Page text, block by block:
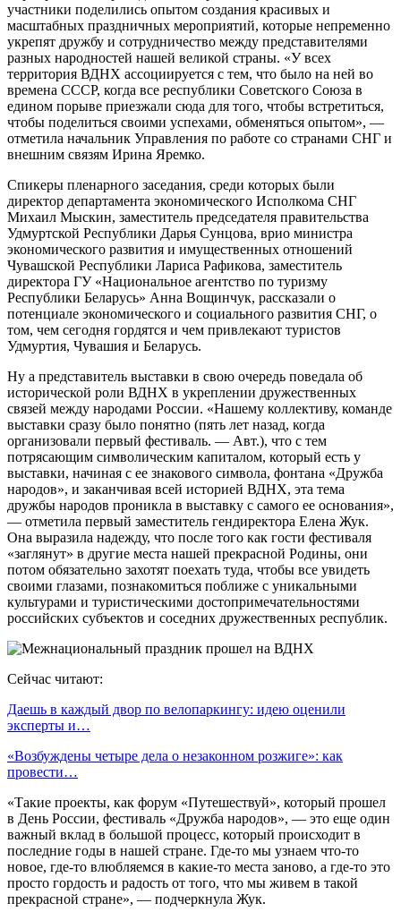
участники поделились опытом создания красивых и
масштабных праздничных мероприятий, которые непременно
укрепят дружбу и сотрудничество между представителями
разных народностей нашей великой страны. «У всех
территория ВДНХ ассоциируется с тем, что было на ней во
времена СССР, когда все республики Советского Союза в
едином порыве приезжали сюда для того, чтобы встретиться,
чтобы поделиться своими успехами, обменяться опытом», —
отметила начальник Управления по работе со странами СНГ и
внешним связям Ирина Яремко.
Спикеры пленарного заседания, среди которых были
директор департамента экономического Исполкома СНГ
Михаил Мыскин, заместитель председателя правительства
Удмуртской Республики Дарья Сунцова, врио министра
экономического развития и имущественных отношений
Чувашской Республики Лариса Рафикова, заместитель
директора ГУ «Национальное агентство по туризму
Республики Беларусь» Анна Вощинчук, рассказали о
потенциале экономического и социального развития СНГ, о
том, чем сегодня гордятся и чем привлекают туристов
Удмуртия, Чувашия и Беларусь.
Ну а представитель выставки в свою очередь поведала об
исторической роли ВДНХ в укреплении дружественных
связей между народами России. «Нашему коллективу, команде
выставки сразу было понятно (пять лет назад, когда
организовали первый фестиваль. — Авт.), что с тем
потрясающим символическим капиталом, который есть у
выставки, начиная с ее знакового символа, фонтана «Дружба
народов», и заканчивая всей историей ВДНХ, эта тема
дружбы народов проникла в выставку с самого ее основания»,
— отметила первый заместитель гендиректора Елена Жук.
Она выразила надежду, что после того как гости фестиваля
«заглянут» в другие места нашей прекрасной Родины, они
потом обязательно захотят поехать туда, чтобы все увидеть
своими глазами, познакомиться поближе с уникальными
культурами и туристическими достопримечательностями
российских субъектов и соседних дружественных республик.
Сейчас читают:
Даешь в каждый двор по велопаркингу: идею оценили
эксперты и…
«Возбуждены четыре дела о незаконном розжиге»: как
провести…
«Такие проекты, как форум «Путешествуй», который прошел
в День России, фестиваль «Дружба народов», — это еще один
важный вклад в большой процесс, который происходит в
последние годы в нашей стране. Где-то мы узнаем что-то
новое, где-то влюбляемся в какие-то места заново, а где-то это
просто гордость и радость от того, что мы живем в такой
прекрасной стране», — подчеркнула Жук.